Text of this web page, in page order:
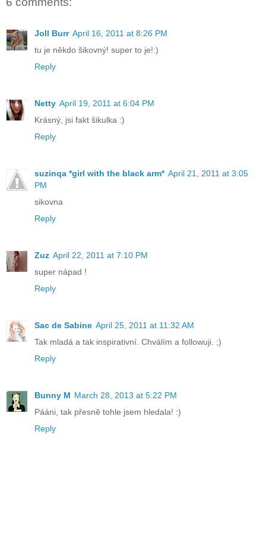
Joll Burr April 16, 2011 at 8:26 PM
tu je někdo šikovný! super to je!:)
Reply
Netty April 19, 2011 at 6:04 PM
Krásný, jsi fakt šikulka :)
Reply
suzinqa *girl with the black arm* April 21, 2011 at 3:05
PM
sikovna
Reply
Zuz April 22, 2011 at 7:10 PM
super nápad !
Reply
Sac de Sabine April 25, 2011 at 11:32 AM
Tak mladá a tak inspirativní. Chválím a followuji. ;)
Reply
Bunny M March 28, 2013 at 5:22 PM
Pááni, tak přesně tohle jsem hledala! :)
Reply